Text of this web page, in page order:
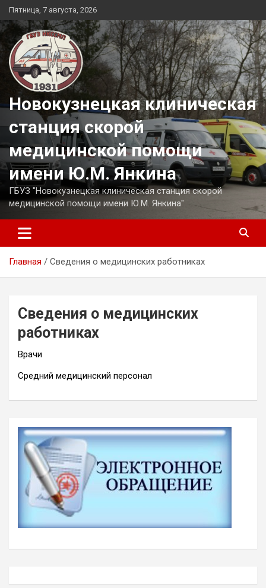
Перейти
к
содержимому
Пятница, 7 августа, 2026
Новокузнецкая клиническая
станция скорой
медицинской помощи
имени Ю.М. Янкина
ГБУЗ "Новокузнецкая клиническая станция скорой
медицинской помощи имени Ю.М. Янкина"
Главная Сведения о медицинских работниках
Сведения о медицинских
работниках
Врачи
Средний медицинский персонал